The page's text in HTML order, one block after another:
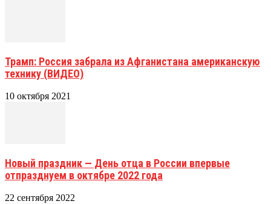
Трамп: Россия забрала из Афганистана американскую
технику (ВИДЕО)
10 октября 2021
Новый праздник — День отца в России впервые
отпразднуем в октябре 2022 года
22 сентября 2022